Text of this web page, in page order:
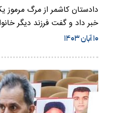
خبر داد و گفت فرزند دیگر
شده است. …
۱۰ آبان ۱۴۰۳